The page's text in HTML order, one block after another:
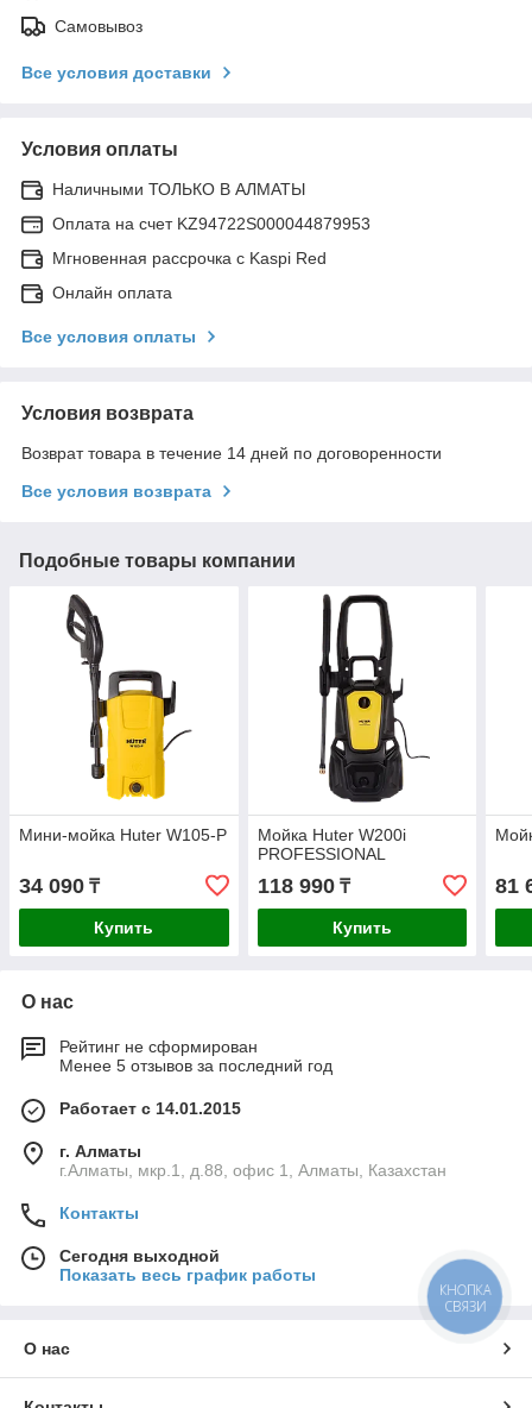
Самовывоз
Все условия доставки
Условия оплаты
Наличными ТОЛЬКО В АЛМАТЫ
Оплата на счет KZ94722S000044879953
Мгновенная рассрочка с Kaspi Red
Онлайн оплата
Все условия оплаты
Условия возврата
Возврат товара в течение 14 дней по договоренности
Все условия возврата
Подобные товары компании
Мини-мойка Huter W105-Р
34 090 ₸
Купить
Мойка Huter W200i
PROFESSIONAL
118 990₸
Купить
81
О нас
Рейтинг не сформирован
Менее 5 отзывов за последний год
Работает с 14.01.2015
г. Алматы
г.Алматы, мкр.1, д.88, офис 1, Алматы, Казахстан
Контакты
Сегодня выходной
Показать весь график работы
О нас
КНОПКА
СВЯЗИ